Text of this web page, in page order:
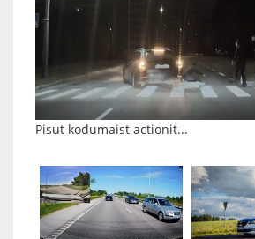
Pisut kodumaist actionit...